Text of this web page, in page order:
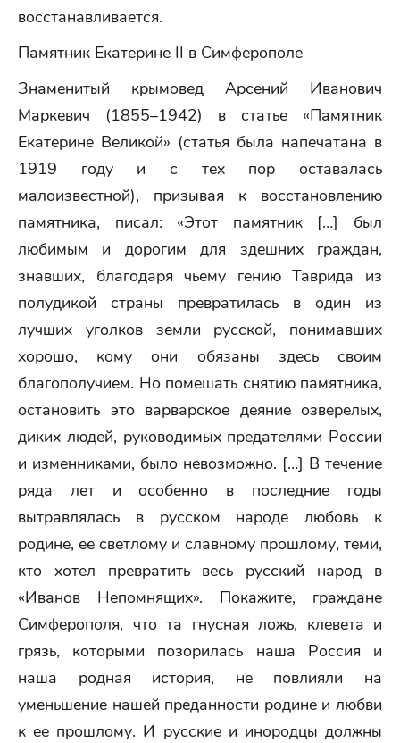
восстанавливается.
Памятник Екатерине II в Симферополе
Знаменитый крымовед Арсений Иванович
Маркевич (1855–1942) в статье «Памятник
Екатерине Великой» (статья была напечатана в
1919 году и с тех пор оставалась
малоизвестной), призывая к восстановлению
памятника, писал: «Этот памятник […] был
любимым и дорогим для здешних граждан,
знавших, благодаря чьему гению Таврида из
полудикой страны превратилась в один из
лучших уголков земли русской, понимавших
хорошо, кому они обязаны здесь своим
благополучием. Но помешать снятию памятника,
остановить это варварское деяние озверелых,
диких людей, руководимых предателями России
и изменниками, было невозможно. […] В течение
ряда лет и особенно в последние годы
вытравлялась в русском народе любовь к
родине, ее светлому и славному прошлому, теми,
кто хотел превратить весь русский народ в
«Иванов Непомнящих». Покажите, граждане
Симферополя, что та гнусная ложь, клевета и
грязь, которыми позорилась наша Россия и
наша родная история, не повлияли на
уменьшение нашей преданности родине и любви
к ее прошлому. И русские и инородцы должны